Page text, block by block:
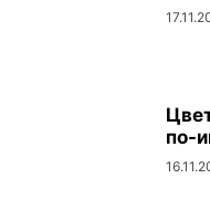
по-